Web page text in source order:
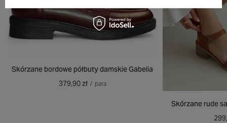
Skórzane bordowe półbuty damskie Gabelia
379,90 zł / para
Skórzane rude